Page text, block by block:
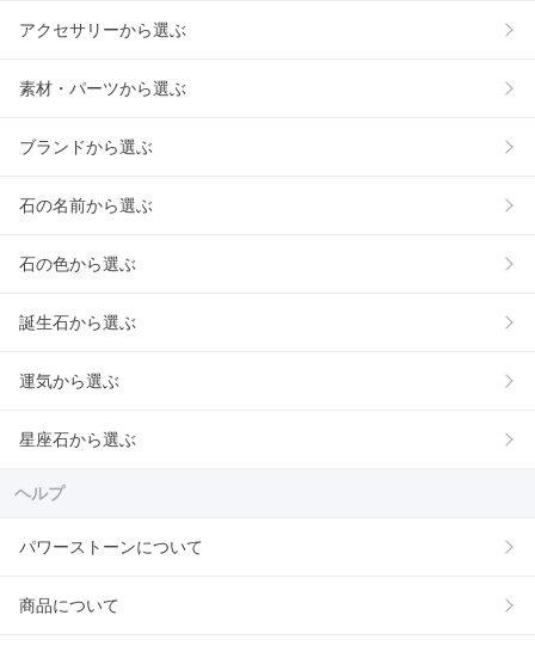
アクセサリーから選ぶ
素材・パーツから選ぶ
ブランドから選ぶ
石の名前から選ぶ
石の色から選ぶ
誕生石から選ぶ
運気から選ぶ
星座石から選ぶ
ヘルプ
パワーストーンについて
商品について